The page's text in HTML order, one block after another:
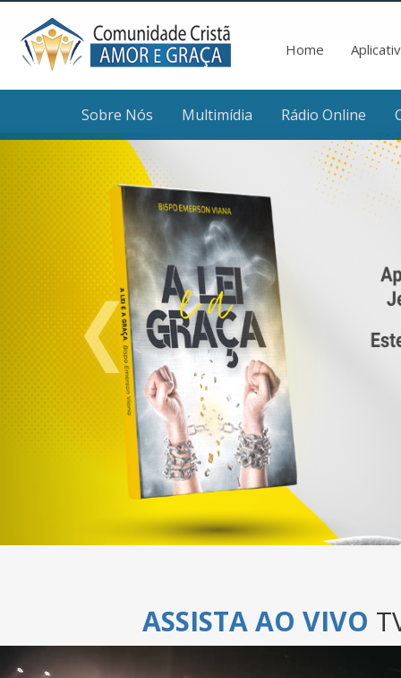
Home
Sobre Nós Multimídia Rádio Online
ASSISTA AO VIVO